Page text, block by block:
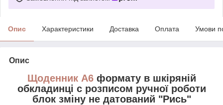
Опис Характеристики Доставка Оплата Умови
Опис
Щоденник А6формату в шкіряній
обкладинці c розписом ручної роботи
блок зміну не датований "Рись"